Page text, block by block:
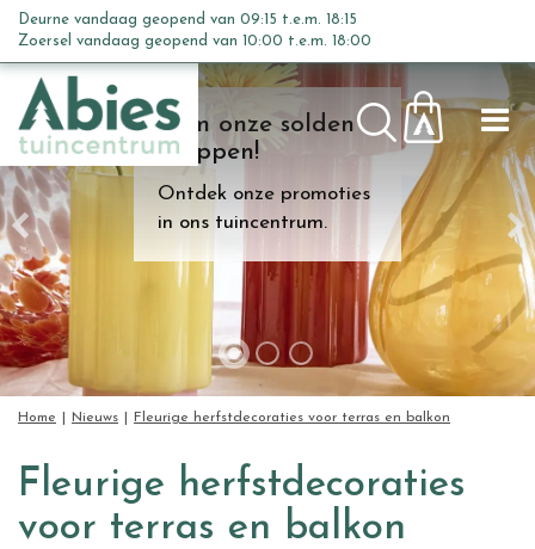
n
c
o
n
t
e
n
t
Kom onze solden
shoppen!
Ontdek onze promoties
in ons tuincentrum.
Home Nieuws Fleurige herfstdecoraties voor terras en balkon
Deurne vandaag geopend van 09:15 t.e.m. 18:15
Zoersel vandaag geopend van 10:00 t.e.m. 18:00
Fleurige herfstdecoraties
voor terras en balkon